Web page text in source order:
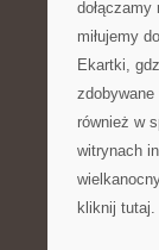
miłujemy
Ekartki,
również w
witrynach
kliknij tutaj.